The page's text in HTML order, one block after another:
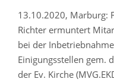
13.10.2020, Marburg:
Richter ermuntert
bei der
Einigungsstellen gem.
der Ev. Kirche